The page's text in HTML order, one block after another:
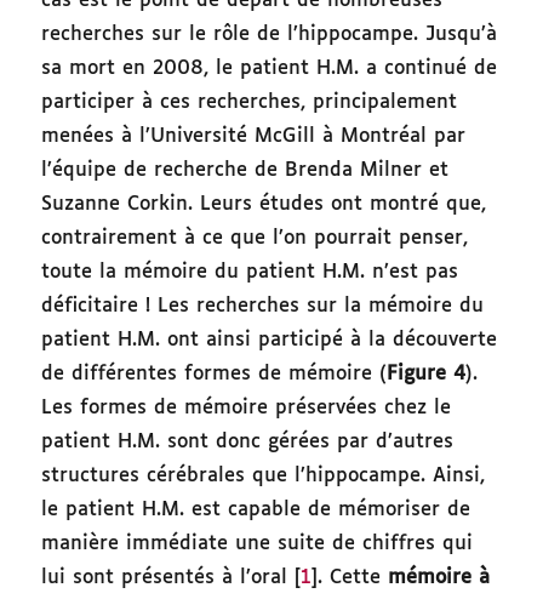
recherches sur le rôle de l’hippocampe. Jusqu’à
sa mort en 2008, le patient H.M. a continué de
participer à ces recherches, principalement
menées à l’Université McGill à Montréal par
l’équipe de recherche de Brenda Milner et
Suzanne Corkin. Leurs études ont montré que,
contrairement à ce que l’on pourrait penser,
toute la mémoire du patient H.M. n’est pas
déficitaire ! Les recherches sur la mémoire du
patient H.M. ont ainsi participé à la découverte
de différentes formes de mémoire ( Figure 4).
Les formes de mémoire préservées chez le
patient H.M. sont donc gérées par d’autres
structures cérébrales que l’hippocampe. Ainsi,
le patient H.M. est capable de mémoriser de
manière immédiate une suite de chiffres qui
lui sont présentés à l’oral [ 1 ]. Cette mémoire à